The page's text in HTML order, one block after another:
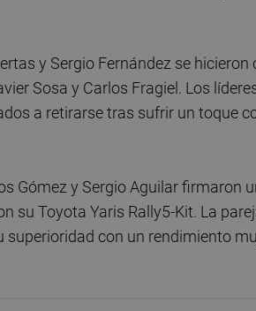
y Sergio Fernández se hicieron
Sosa y Carlos Fragiel. Los
a retirarse tras sufrir un toque
Gómez y Sergio Aguilar firmaron
su Toyota Yaris Rally5-Kit. La
con un rendimiento